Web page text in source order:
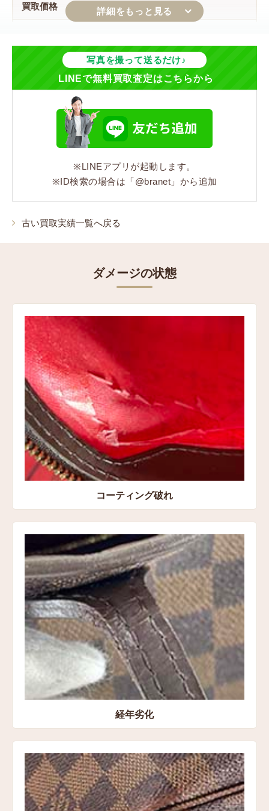
買取価格
シリーズ
ダミエ・エベヌ
カラー
表記サイズ
高さ：約28㎝
横：約45㎝
マチ：約15㎝
コンディション
状態:Cランク コーティング破れ、経年劣化、角スレ、
ヘリ巻部分の亀裂、コバのひび割れ、削れ
買取方法
宅配買取
買取店舗
愛知県豊橋市 宅配センター店
写真を撮って送るだけ♪
LINEで無料買取査定はこちらから
※LINEアプリが起動します。
※ID検索の場合は「@branet」から追加
古い買取実績一覧へ戻る
ダメージの状態
コーティング破れ
経年劣化